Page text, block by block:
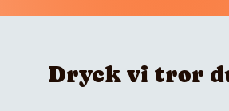
Dryck vi tror